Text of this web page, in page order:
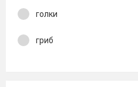
голки
гриб